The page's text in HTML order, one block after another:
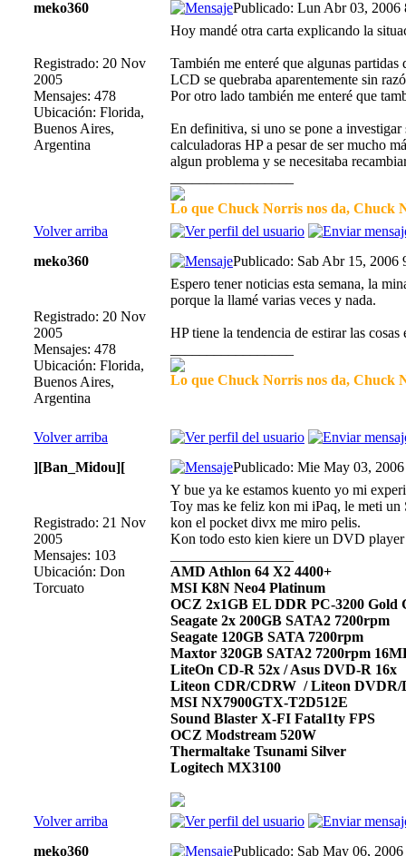
meko360 Publicado: Lun Abr 03, 2006
Registrado: 20 Nov
2005
Mensajes: 478
Ubicación: Florida,
Buenos Aires,
Argentina
Hoy mandé otra carta explicando la
También me enteré que algunas
LCD se quebraba aparentemente sin
Por otro lado también me enteré que
En definitiva, si uno se pone a investigar
calculadoras HP a pesar de ser mucho
algun problema y se necesitaba
Lo que Chuck Norris nos da, Chuck
Volver arriba
meko360
Publicado: Sab Abr 15, 2006
Registrado: 20 Nov
2005
Mensajes: 478
Ubicación: Florida,
Buenos Aires,
Argentina
Espero tener noticias esta semana, la
porque la llamé varias veces y nada.
HP tiene la tendencia de estirar las
Lo que Chuck Norris nos da, Chuck
Volver arriba
][Ban_Midou][
Publicado: Mie May 03, 2006
Registrado: 21 Nov
2005
Mensajes: 103
Ubicación: Don
Torcuato
Y bue ya ke estamos kuento yo mi
Toy mas ke feliz kon mi iPaq, le meti
kon el pocket divx me miro pelis.
Kon todo esto kien kiere un DVD
AMD Athlon 64 X2 4400+
MSI K8N Neo4 Platinum
OCZ 2x1GB EL DDR PC-3200 Gold
Seagate 2x 200GB SATA2 7200rpm
Seagate 120GB SATA 7200rpm
Maxtor 320GB SATA2 7200rpm
LiteOn CD-R 52x / Asus DVD-R 16x
Liteon CDR/CDRW / Liteon
MSI NX7900GTX-T2D512E
Sound Blaster X-FI Fatal1ty FPS
OCZ Modstream 520W
Thermaltake Tsunami Silver
Logitech MX3100
Volver arriba
meko360
Publicado: Sab May 06,